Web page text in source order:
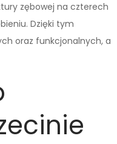
zębowej na czterech
Dzięki tym
oraz funkcjonalnych, a